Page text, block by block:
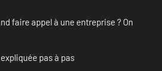
faire appel à une entreprise ? On
pas à pas